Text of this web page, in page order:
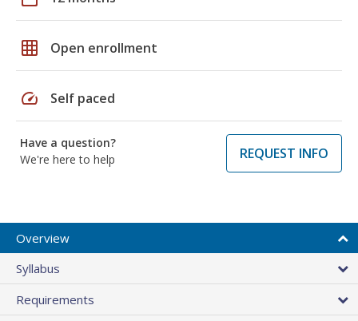
grid_on Open enrollment
speed Self paced
Have a question?
We're here to help
REQUEST INFO
Overview
Syllabus
Requirements